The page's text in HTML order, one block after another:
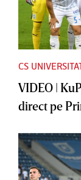
CS
VIDEO |
direct pe